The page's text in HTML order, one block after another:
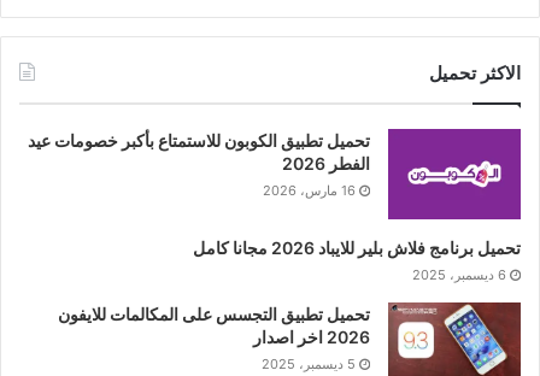
الاكثر تحميل
تحميل تطبيق الكوبون للاستمتاع بأكبر خصومات عيد
الفطر 2026
16 مارس، 2026
تحميل برنامج فلاش بلير للايباد 2026 مجانا كامل
6 ديسمبر، 2025
تحميل تطبيق التجسس على المكالمات للايفون
2026 اخر اصدار
5 ديسمبر، 2025